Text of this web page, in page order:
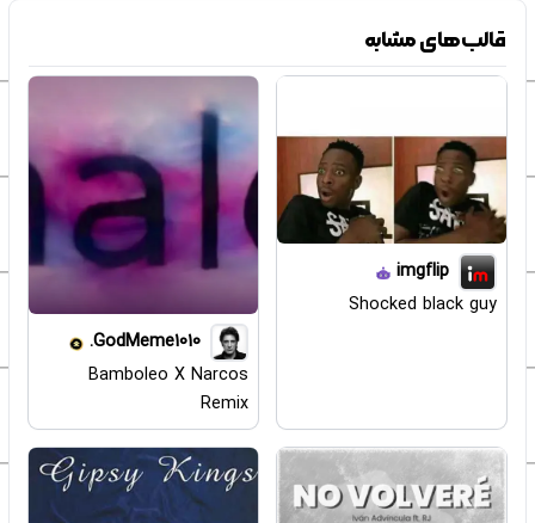
قالب‌های مشابه
imgflip
Shocked black guy
GodMeme1010.
Bamboleo X Narcos
Remix